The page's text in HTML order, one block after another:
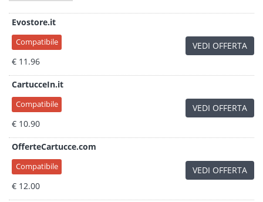
Evostore.it
Compatibile
€ 11.96
VEDI OFFERTA
CartucceIn.it
Compatibile
€ 10.90
VEDI OFFERTA
OfferteCartucce.com
Compatibile
€ 12.00
VEDI OFFERTA